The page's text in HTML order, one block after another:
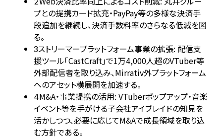
プとの提携カード拡充・PayPay等の多様な決済手
段追加を継続し、決済手数料率のさらなる低減を図
る。
3ストリーマープラットフォーム事業の拡張: 配信支
援ツール「CastCraft」で1万4,000人超のVTuber等
外部配信者を取り込み、Mirrativ外プラットフォーム
へのアセット横展開を加速する。
4M&A・事業提携の活用: VTuberポップアップ・音楽
イベント等を手がける子会社アイブレイドの知見を
活かしつつ、必要に応じてM&Aで成長領域を取り込
む方針である。